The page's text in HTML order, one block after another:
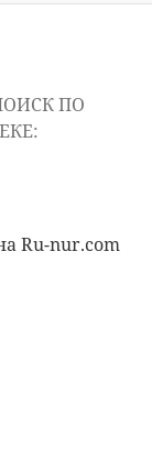
ПО
Ru-nur.com